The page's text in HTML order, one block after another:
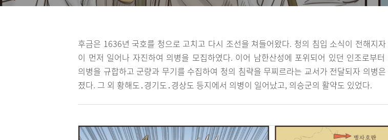
후금은 1636년 국호를 청으로 고치고 다시 조선을 쳐들어왔다. 청의 침입 소식이 전해지
이 먼저 일어나 자진하여 의병을 모집하였다. 이어 남한산성에 포위되어 있던 인조로부터
의병을 규합하고 군량과 무기를 수집하여 청의 침략을 무찌르라는 교서가 전달되자 의병
졌다. 그 외 황해도․경기도․경상도 등지에서 의병이 일어났고, 의승군의 활약도 있었다.